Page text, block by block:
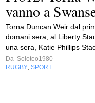
vanno a
Torna Duncan Weir dal
domani sera, al Liberty
una sera, Katie Phillips
Da Soloteo1980
RUGBY SPORT